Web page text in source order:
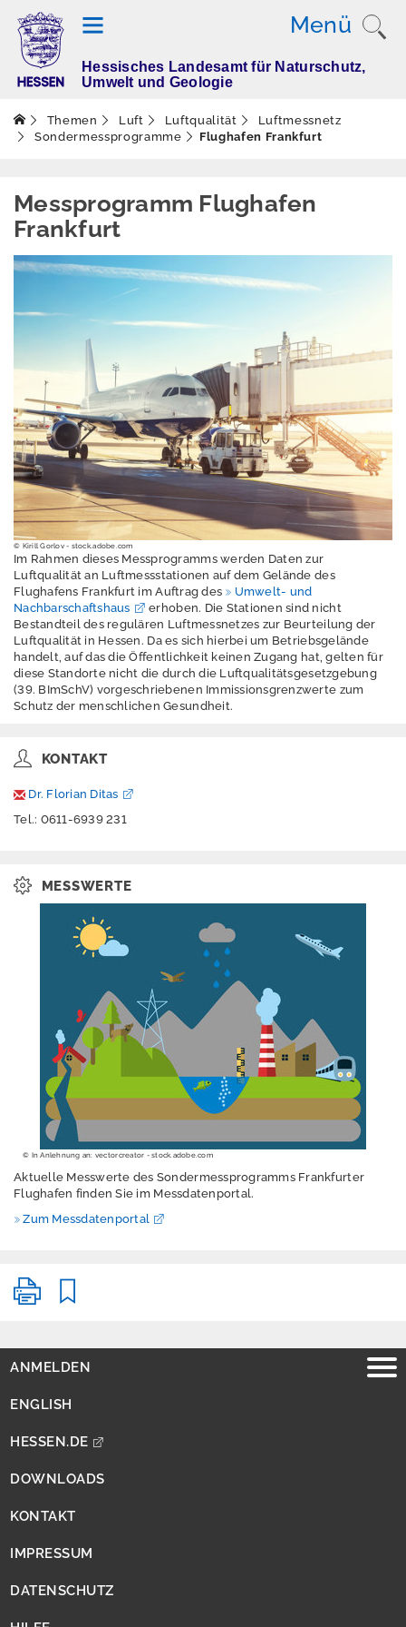
Menü
T
e
m
Altlasten
Dürre
Elektromagnetisch
e Felder / Licht
Erschütterungen
Geografische
Informationssystem
e
Geologie
Klimawandel und
Anpassung
Lärm
Luft
Grundlagen
Luftmessnetz
Wissenswertes
Messnetzberichte
mme
Flughafen Frankfurt
Ultrafeine Partikel
Qualitätssicherung
Luftschadstoffe
Ozon-Vorhersage
Grenzwerte
Emissionen
Fachanwender
Indikatoren
Naturschutz -
Artenvielfalt
Ressourcenschutz
Kreislaufwirtschaft,
Hessisches Landesamt für Naturschutz,
Umwelt und Geologie
Themen Luft Luftqualität
Luftmessnetz
Sondermessprogramme
Flughafen Frankfurt
Messprogramm Flughafen
Frankfurt
© Kirill Gorlov - stock.adobe.com
Im Rahmen dieses Messprogramms werden Daten zur
Luftqualität an Luftmessstationen auf dem Gelände des
Flughafens Frankfurt im Auftrag des
Umwelt- und
Nachbarschaftshaus
erhoben. Die Stationen sind nicht
Bestandteil des regulären Luftmessnetzes zur Beurteilung der
Luftqualität in Hessen. Da es sich hierbei um Betriebsgelände
handelt, auf das die Öffentlichkeit keinen Zugang hat, gelten für
diese Standorte nicht die durch die Luftqualitätsgesetzgebung
(39. BImSchV) vorgeschriebenen Immissionsgrenzwerte zum
Schutz der menschlichen Gesundheit.
KONTAKT
Dr. Florian Ditas
Tel.: 0611-6939 231
MESSWERTE
© In Anlehnung an: vectorcreator - stock.adobe.com
Aktuelle Messwerte des Sondermessprogramms Frankfurter
Flughafen finden Sie im Messdatenportal.
Zum Messdatenportal
ANMELDEN
ENGLISH
HESSEN.DE
DOWNLOADS
KONTAKT
IMPRESSUM
DATENSCHUTZ